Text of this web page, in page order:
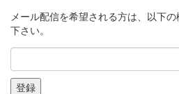
メール配信を希望される方は、以下
下さい。